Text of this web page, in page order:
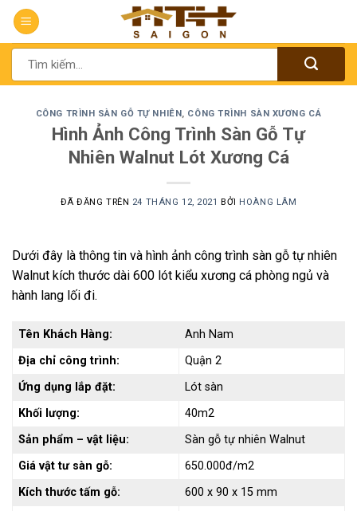
Chuyển
đến
nộiTìm
kiếm:
CÔNG TRÌNH SÀN GỖ TỰ NHIÊN, CÔNG TRÌNH SÀN XƯƠNG CÁ
Hình Ảnh Công Trình Sàn Gỗ Tự
Nhiên Walnut Lót Xương Cá
ĐÃ ĐĂNG TRÊN 24 THÁNG 12, 2021 BỞI HOÀNG LÂM
Dưới đây là thông tin và hình ảnh công trình sàn gỗ tự nhiên
Walnut kích thước dài 600 lót kiểu xương cá phòng ngủ và
hành lang lối đi.
Tên Khách Hàng:
Anh Nam
Địa chỉ công trình:
Quận 2
Ứng dụng lắp đặt:
Lót sàn
Khối lượng:
40m2
Sản phẩm – vật liệu:
Sàn gỗ tự nhiên Walnut
Giá vật tư sàn gỗ:
650.000đ/m2
Kích thước tấm gỗ:
600 x 90 x 15 mm